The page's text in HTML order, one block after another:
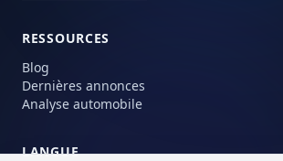
RESSOURCES
Blog
Dernières annonces
Analyse automobile
LANGUE